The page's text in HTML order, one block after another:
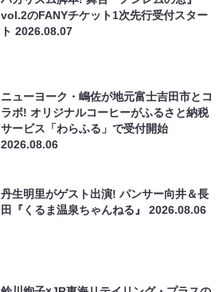
vol.2のFANYチケット1次先行受付スター
ト2026.08.07
ニューヨーク・嶋佐が地元富士吉田市とコ
ラボ! オリジナルコーヒーがふるさと納税
サービス「わらふる」で受付開始
2026.08.06
丹生明里がゲスト出演! パンサー向井＆長
田『くるま温泉ちゃんねる』2026.08.06